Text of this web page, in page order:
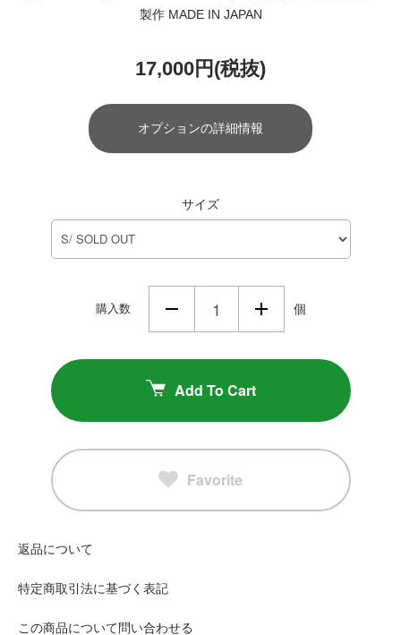
製作 MADE IN JAPAN
17,000円(税抜)
オプションの詳細情報
サイズ
購入数 個
Add To Cart
Favorite
返品について
特定商取引法に基づく表記
この商品について問い合わせる